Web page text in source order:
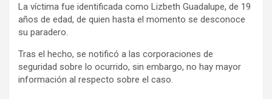
La víctima fue identificada como Lizbeth Guadalupe, de 19
años de edad, de quien hasta el momento se desconoce
su paradero.
Tras el hecho, se notificó a las corporaciones de
seguridad sobre lo ocurrido, sin embargo, no hay mayor
información al respecto sobre el caso.